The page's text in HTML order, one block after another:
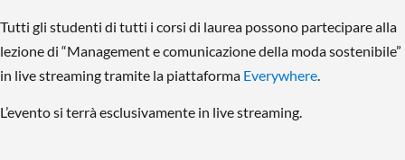
Tutti gli studenti di tutti i corsi di laurea possono partecipare alla
lezione di “Management e comunicazione della moda sostenibile”
in live streaming tramite la piattaforma Everywhere
L’evento si terrà esclusivamente in live streaming.